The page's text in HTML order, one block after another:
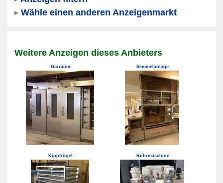
Wähle einen anderen Anzeigenmarkt
Weitere Anzeigen dieses Anbieters
Gärraum Semmelanlage
Kipptrögel Rührmaschine